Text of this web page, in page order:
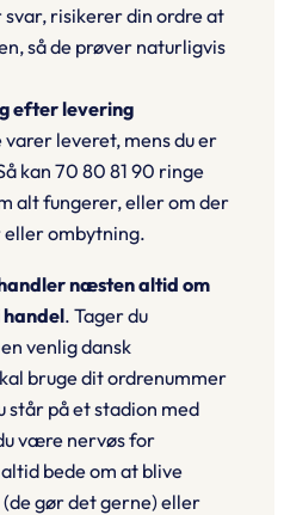
svar, risikerer din ordre at
så de prøver naturligvis
efter levering
leveret, mens du er
kan 70 80 81 90 ringe
alt fungerer, eller om der
ombytning.
næsten altid om
handel. Tager du
venlig dansk
bruge dit ordrenummer
står på et stadion med
være nervøs for
bede om at blive
(de gør det gerne) eller